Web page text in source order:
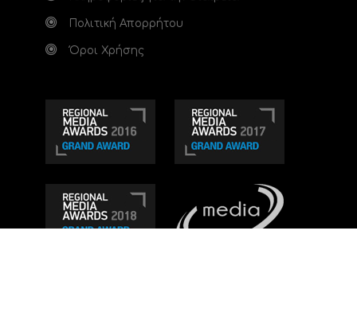
Πολιτική Απορρήτου
Όροι Χρήσης